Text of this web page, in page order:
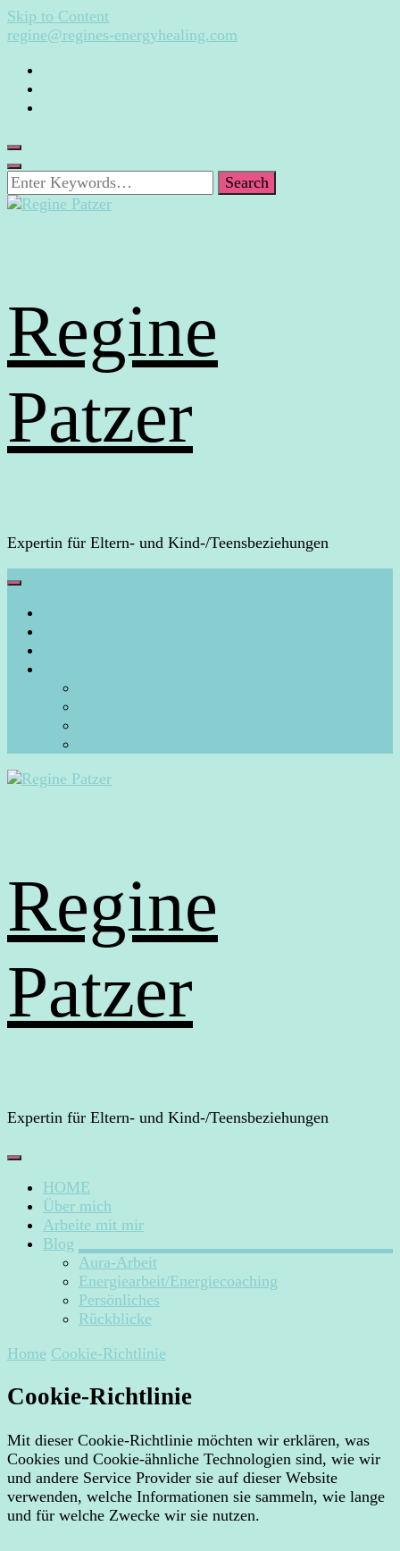
Skip to Content
regine@regines-energyhealing.com
Looking
for
Something?
Regine
Patzer
Expertin für Eltern- und Kind-/Teensbeziehungen
Regine
Patzer
Expertin für Eltern- und Kind-/Teensbeziehungen
HOME
Über mich
Arbeite mit mir
Blog
Aura-Arbeit
Energiearbeit/Energiecoaching
Persönliches
Rückblicke
Home Cookie-Richtlinie
Cookie-Richtlinie
Mit dieser Cookie-Richtlinie möchten wir erklären, was
Cookies und Cookie-ähnliche Technologien sind, wie wir
und andere Service Provider sie auf dieser Website
verwenden, welche Informationen sie sammeln, wie lange
und für welche Zwecke wir sie nutzen.